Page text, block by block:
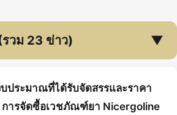
วม 23 ข่าว) ▼
บประมาณที่ได้รับจัดสรรและราคา
การจัดซื้อเวชภัณฑ์ยา Nicergoline